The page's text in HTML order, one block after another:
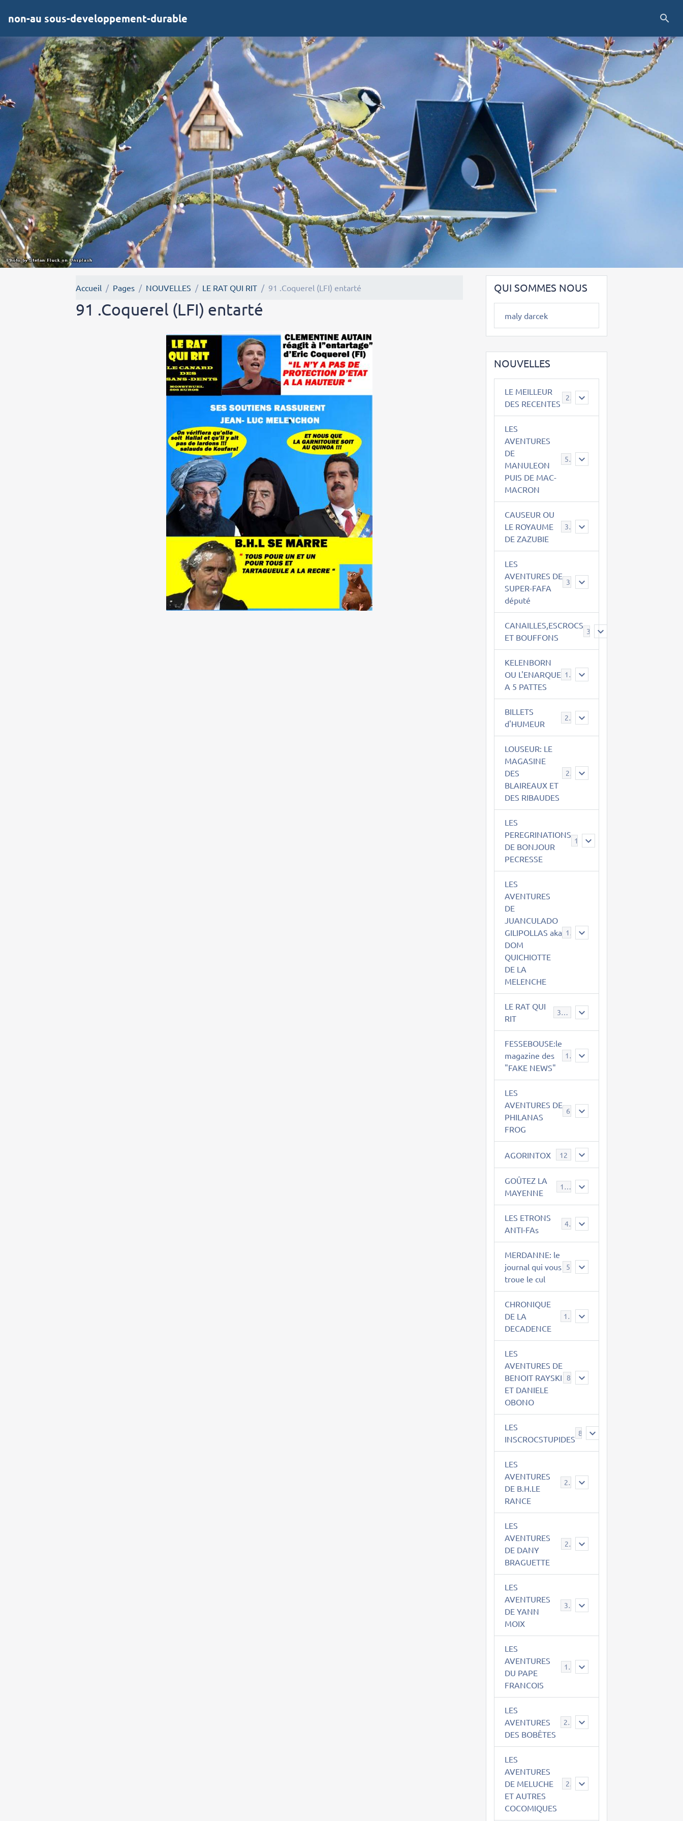
non-au sous-developpement-durable
Accueil Pages NOUVELLES LE RAT QUI RIT 91 .Coquerel (LFI) entarté
91 .Coquerel (LFI) entarté
QUI SOMMES NOUS
maly darcek
NOUVELLES
LE MEILLEUR
DES RECENTES
2
LES
AVENTURES
DE
MANULEON
PUIS DE MAC-
MACRON
543
CAUSEUR OU
LE ROYAUME
DE ZAZUBIE
38
LES
AVENTURES DE
SUPER-FAFA
député
CANAILLES,ESCROCS
ET BOUFFONS
385
KELENBORN
OU L'ENARQUE
A 5 PATTES
14
BILLETS
d'HUMEUR
2
LOUSEUR: LE
MAGASINE
DES
BLAIREAUX ET
DES RIBAUDES
21
LES
PEREGRINATIONS
DE BONJOUR
PECRESSE
14
LES
AVENTURES
DE
JUANCULADO
GILIPOLLAS aka
DOM
QUICHIOTTE
DE LA
MELENCHE
119
LE RAT QUI
RIT
395
FESSEBOUSE:le
magazine des
"FAKE NEWS"
19
LES
AVENTURES DE
PHILANAS
FROG
AGORINTOX 12
GOÛTEZ LA
MAYENNE
189
LES ETRONS
ANTI-FAs
4
MERDANNE: le
journal qui vous
troue le cul
CHRONIQUE
DE LA
DECADENCE
12
LES
AVENTURES DE
BENOIT RAYSKI
ET DANIELE
OBONO
LES
INSCROCSTUPIDES
8
LES
AVENTURES
DE B.H.LE
RANCE
21
LES
AVENTURES
DE DANY
BRAGUETTE
29
LES
AVENTURES
DE YANN
MOIX
39
LES
AVENTURES
DU PAPE
FRANCOIS
15
LES
AVENTURES
DES BOBÊTES
23
LES
AVENTURES
DE MELUCHE
ET AUTRES
COCOMIQUES
22